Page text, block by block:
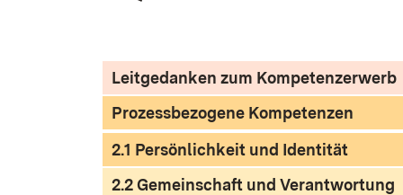
Leitgedanken zum Kompetenzerwerb
Prozessbezogene Kompetenzen
2.1 Persönlichkeit und Identität
2.2 Gemeinschaft und Verantwortung